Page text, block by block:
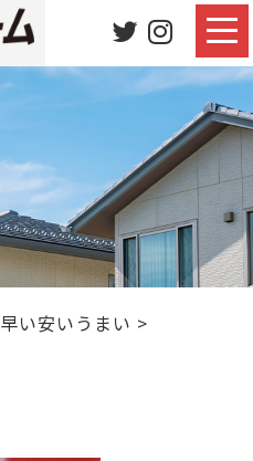
早い安いうまい >